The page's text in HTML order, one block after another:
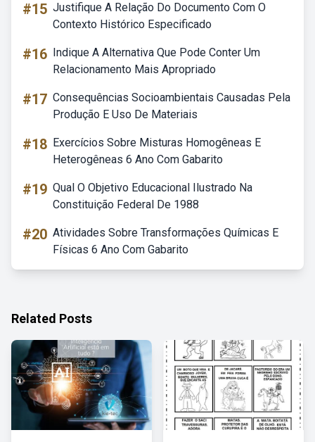
#15 Justifique A Relação Do Documento Com O
Contexto Histórico Especificado
#16 Indique A Alternativa Que Pode Conter Um
Relacionamento Mais Apropriado
#17 Consequências Socioambientais Causadas Pela
Produção E Uso De Materiais
#18 Exercícios Sobre Misturas Homogêneas E
Heterogêneas 6 Ano Com Gabarito
#19 Qual O Objetivo Educacional Ilustrado Na
Constituição Federal De 1988
#20 Atividades Sobre Transformações Químicas E
Físicas 6 Ano Com Gabarito
Related Posts